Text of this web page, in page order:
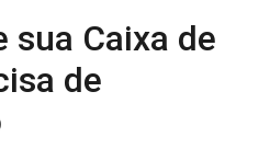
sua Caixa de
de